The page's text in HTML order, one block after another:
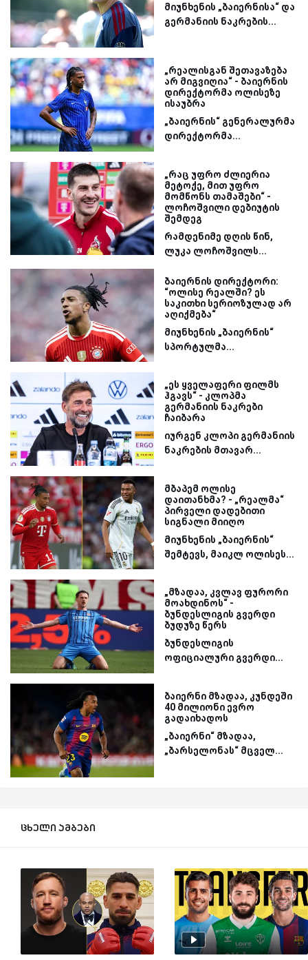
მიუნხენის „ბაიერნისა“ და
გერმანიის ნაკრების...
„რეალისგან შეთავაზება
არ მიგვიღია“ - ბაიერნის
დირექტორმა ოლისეზე
ისაუბრა
„ბაიერნის“ გენერალურმა
დირექტორმა...
„რაც უფრო ძლიერია
მეტოქე, მით უფრო
მომწონს თამაშები“ -
ლოჩოშვილი დებიუტის
შემდეგ
რამდენიმე დღის წინ,
ლუკა ლოჩოშვილს...
ბაიერნის დირექტორი:
“ოლისე რეალში? ეს
საკითხი სერიოზულად არ
აღიქმება“
მიუნხენის „ბაიერნის“
სპორტულმა...
„ეს ყველაფერი ფილმს
ჰგავს“ - კლოპმა
გერმანიის ნაკრები
ჩაიბარა
იურგენ კლოპი გერმანიის
ნაკრების მთავარ...
მბაპემ ოლისე
დაითანხმა? - „რეალმა“
პირველი დადებითი
სიგნალი მიიღო
მიუნხენის „ბაიერნის“
შემტევს, მაიკლ ოლისეს...
„მზადაა, კვლავ ფურორი
მოახდინოს“ -
ბუნდესლიგის გვერდი
ბუდუზე წერს
ბუნდესლიგის
ოფიციალური გვერდი...
ბაიერნი მზადაა, კუნდეში
40 მილიონი ევრო
გადაიხადოს
„ბაიერნი“ მზადაა,
„ბარსელონას“ მცველ...
ცხელი ამბები